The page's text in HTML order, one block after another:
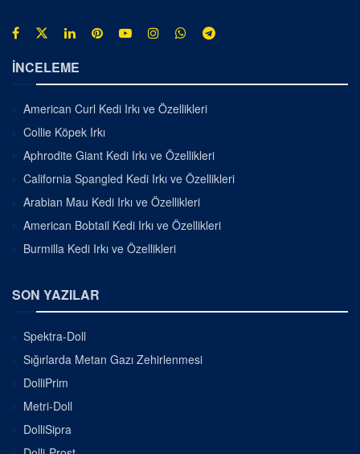
İNCELEME
American Curl Kedi Irkı ve Özellikleri
Collie Köpek Irkı
Aphrodite Giant Kedi Irkı ve Özellikleri
California Spangled Kedi Irkı ve Özellikleri
Arabian Mau Kedi Irkı ve Özellikleri
American Bobtail Kedi Irkı ve Özellikleri
Burmilla Kedi Irkı ve Özellikleri
SON YAZILAR
Spektra-Doll
Sığırlarda Metan Gazı Zehirlenmesi
DolliPrim
Metri-Doll
DolliSipra